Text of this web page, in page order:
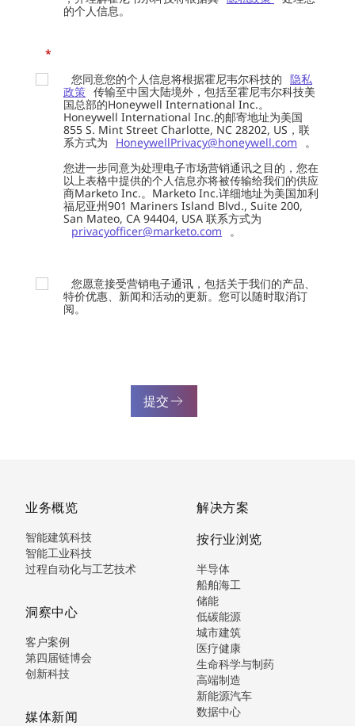
的个人信息。
*
您同意您的个人信息将根据霍尼韦尔科技的 隐私
政策 传输至中国大陆境外，包括至霍尼韦尔科技美
国总部的Honeywell International Inc.。
Honeywell International Inc.的邮寄地址为美国
855 S. Mint Street Charlotte, NC 28202, US，联
系方式为
HoneywellPrivacy@honeywell.com
。
您进一步同意为处理电子市场营销通讯之目的，您在
以上表格中提供的个人信息亦将被传输给我们的供应
商Marketo Inc.。Marketo Inc.详细地址为美国加利
福尼亚州901 Mariners Island Blvd., Suite 200,
San Mateo, CA 94404, USA 联系方式为
privacyofficer@marketo.com
。
您愿意接受营销电子通讯，包括关于我们的产品、
特价优惠、新闻和活动的更新。您可以随时取消订
阅。
提交
业务概览
智能建筑科技
智能工业科技
过程自动化与工艺技术
洞察中心
客户案例
第四届链博会
创新科技
媒体新闻
解决方案
按行业浏览
半导体
船舶海工
储能
低碳能源
城市建筑
医疗健康
生命科学与制药
高端制造
新能源汽车
数据中心